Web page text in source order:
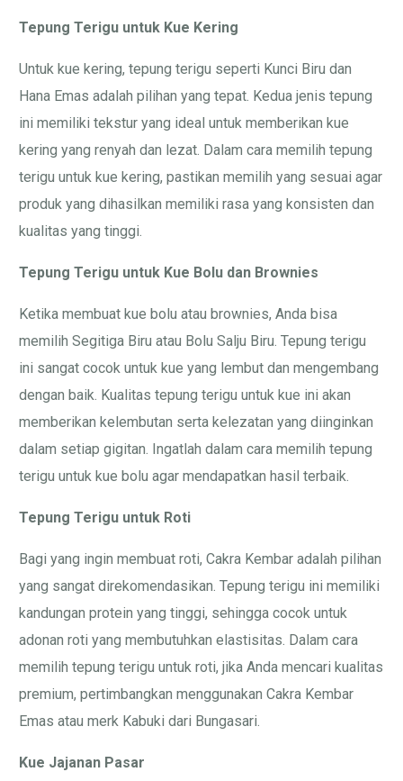
Tepung Terigu untuk Kue Kering
Untuk kue kering, tepung terigu seperti Kunci Biru dan
Hana Emas adalah pilihan yang tepat. Kedua jenis tepung
ini memiliki tekstur yang ideal untuk memberikan kue
kering yang renyah dan lezat. Dalam cara memilih tepung
terigu untuk kue kering, pastikan memilih yang sesuai agar
produk yang dihasilkan memiliki rasa yang konsisten dan
kualitas yang tinggi.
Tepung Terigu untuk Kue Bolu dan Brownies
Ketika membuat kue bolu atau brownies, Anda bisa
memilih Segitiga Biru atau Bolu Salju Biru. Tepung terigu
ini sangat cocok untuk kue yang lembut dan mengembang
dengan baik. Kualitas tepung terigu untuk kue ini akan
memberikan kelembutan serta kelezatan yang diinginkan
dalam setiap gigitan. Ingatlah dalam cara memilih tepung
terigu untuk kue bolu agar mendapatkan hasil terbaik.
Tepung Terigu untuk Roti
Bagi yang ingin membuat roti, Cakra Kembar adalah pilihan
yang sangat direkomendasikan. Tepung terigu ini memiliki
kandungan protein yang tinggi, sehingga cocok untuk
adonan roti yang membutuhkan elastisitas. Dalam cara
memilih tepung terigu untuk roti, jika Anda mencari kualitas
premium, pertimbangkan menggunakan Cakra Kembar
Emas atau merk Kabuki dari Bungasari.
Kue Jajanan Pasar